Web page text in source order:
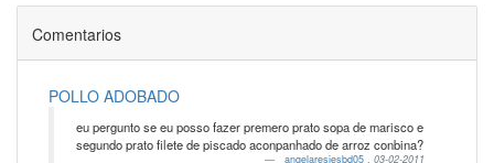
Comentarios
POLLO ADOBADO
eu pergunto se eu posso fazer premero prato sopa de marisco e
segundo prato filete de piscado aconpanhado de arroz conbina?
angelaresiesbd05 , 03-02-2011